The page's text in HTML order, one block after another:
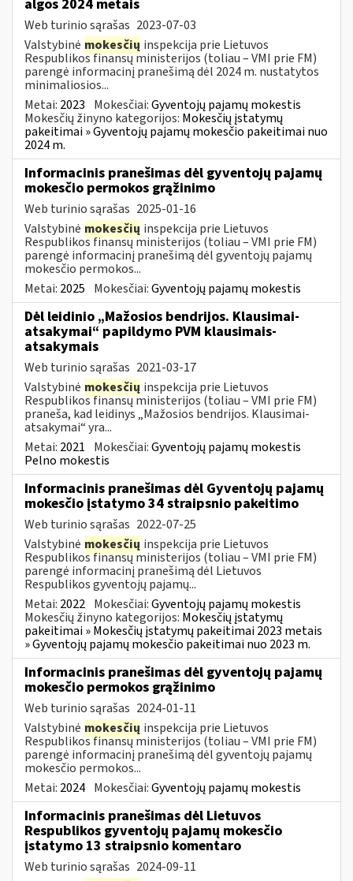
algos 2024 metais
Web turinio sąrašas 2023-07-03
Valstybinė mokesčių inspekcija prie Lietuvos
Respublikos finansų ministerijos (toliau – VMI prie FM)
parengė informacinį pranešimą dėl 2024 m. nustatytos
minimaliosios...
Metai: 2023 Mokesčiai:Gyventojų pajamų mokestis
Mokesčių žinyno kategorijos: Mokesčių įstatymų
pakeitimai » Gyventojų pajamų mokesčio pakeitimai nuo
2024 m.
Informacinis pranešimas dėl gyventojų pajamų
mokesčio permokos grąžinimo
Web turinio sąrašas 2025-01-16
Valstybinė mokesčių inspekcija prie Lietuvos
Respublikos finansų ministerijos (toliau – VMI prie FM)
parengė informacinį pranešimą dėl gyventojų pajamų
mokesčio permokos...
Metai: 2025 Mokesčiai:Gyventojų pajamų mokestis
Dėl leidinio „Mažosios bendrijos. Klausimai-
atsakymai“ papildymo PVM klausimais-
atsakymais
Web turinio sąrašas 2021-03-17
Valstybinė mokesčių inspekcija prie Lietuvos
Respublikos finansų ministerijos (toliau – VMI prie FM)
praneša, kad leidinys „Mažosios bendrijos. Klausimai-
atsakymai“ yra...
Metai: 2021 Mokesčiai:Gyventojų pajamų mokestis
Pelno mokestis
Informacinis pranešimas dėl Gyventojų pajamų
mokesčio įstatymo 34 straipsnio pakeitimo
Web turinio sąrašas 2022-07-25
Valstybinė mokesčių inspekcija prie Lietuvos
Respublikos finansų ministerijos (toliau – VMI prie FM)
parengė informacinį pranešimą dėl Lietuvos
Respublikos gyventojų pajamų...
Metai: 2022 Mokesčiai:Gyventojų pajamų mokestis
Mokesčių žinyno kategorijos: Mokesčių įstatymų
pakeitimai » Mokesčių įstatymų pakeitimai 2023 metais
» Gyventojų pajamų mokesčio pakeitimai nuo 2023 m.
Informacinis pranešimas dėl gyventojų pajamų
mokesčio permokos grąžinimo
Web turinio sąrašas 2024-01-11
Valstybinė mokesčių inspekcija prie Lietuvos
Respublikos finansų ministerijos (toliau – VMI prie FM)
parengė informacinį pranešimą dėl gyventojų pajamų
mokesčio permokos...
Metai: 2024 Mokesčiai:Gyventojų pajamų mokestis
Informacinis pranešimas dėl Lietuvos
Respublikos gyventojų pajamų mokesčio
įstatymo 13 straipsnio komentaro
Web turinio sąrašas 2024-09-11